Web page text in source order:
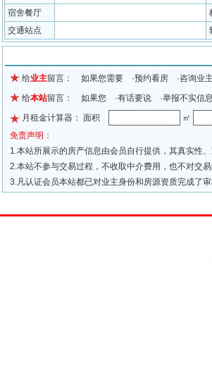
宿舍餐厅
交通站点
给业主留言： 如果您需要 ·预约看房 ·咨询业
给本站留言： 如果您 ·有话要说 ·举报不实信
月租金计算器： 面积
㎡
免责声明：
1.本站所展示的房产信息由会员自行提供，其真实性
2.本站不参与交易过程，不收取中介费用，也不对交
3.凡认证会员本站都已对业主身份和房源资质完成了